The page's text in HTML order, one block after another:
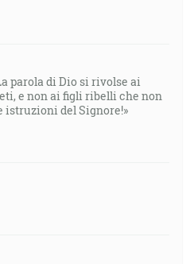
parola di Dio si rivolse ai
e non ai figli ribelli che non
istruzioni del Signore!»